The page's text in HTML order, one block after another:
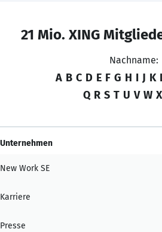
21 Mio. XING
Nachname:
A B C D E F G H I J K
Q R S T U V W X
Unternehmen
New Work SE
Karriere
Presse